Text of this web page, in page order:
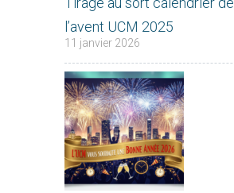
l’avent UCM 2025
11 janvier 2026